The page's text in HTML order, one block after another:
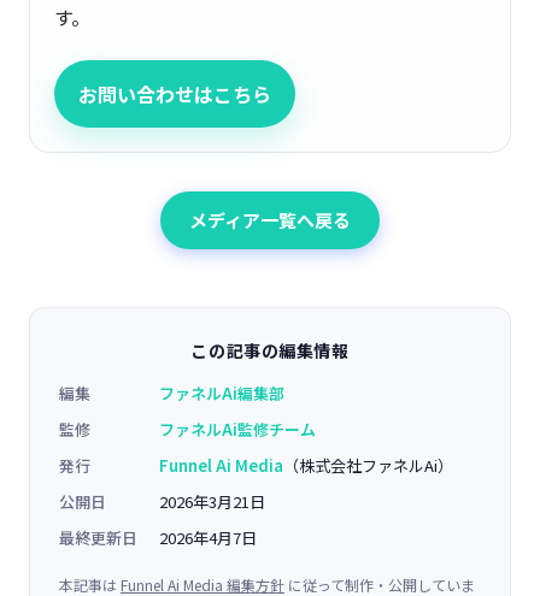
す。
お問い合わせはこちら
メディア一覧へ戻る
この記事の編集情報
編集
ファネルAi編集部
監修
ファネルAi監修チーム
発行
Funnel Ai Media （株式会社ファネルAi）
公開日
2026年3月21日
最終更新日
2026年4月7日
本記事は Funnel Ai Media 編集方針 に従って制作・公開していま